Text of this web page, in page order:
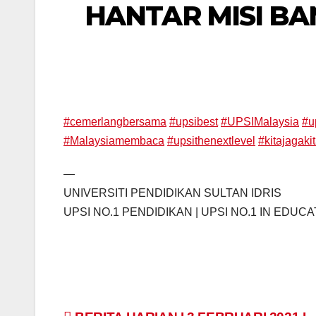
HANTAR MISI
#cemerlangbersama #upsibest #UPSIMalaysia #
#Malaysiamembaca #upsithenextlevel #
—
UNIVERSITI PENDIDIKAN SULTAN IDRIS
UPSI NO.1 PENDIDIKAN | UPSI NO.1 IN